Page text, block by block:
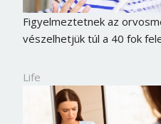
Figyelmeztetnek az
vészelhetjük túl a 40 fok
Life